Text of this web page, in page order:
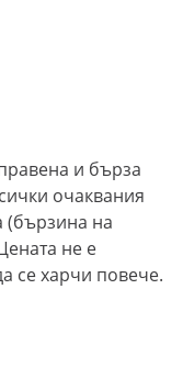
и бърза
очаквания
(бързина на
не е
се харчи повече.